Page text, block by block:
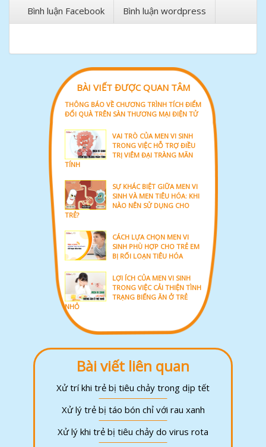
Bình luận Facebook Bình luận wordpress
BÀI VIẾT ĐƯỢC QUAN TÂM
THÔNG BÁO VỀ CHƯƠNG TRÌNH TÍCH ĐIỂM
ĐỔI QUÀ TRÊN SÀN THƯƠNG MẠI ĐIỆN TỬ
VAI TRÒ CỦA MEN VI SINH
TRONG VIỆC HỖ TRỢ ĐIỀU
TRỊ VIÊM ĐẠI TRÀNG MÃN
TÍNH
SỰ KHÁC BIỆT GIỮA MEN VI
SINH VÀ MEN TIÊU HÓA: KHI
NÀO NÊN SỬ DỤNG CHO
TRẺ?
CÁCH LỰA CHỌN MEN VI
SINH PHÙ HỢP CHO TRẺ EM
BỊ RỐI LOẠN TIÊU HÓA
LỢI ÍCH CỦA MEN VI SINH
TRONG VIỆC CẢI THIỆN TÌNH
TRẠNG BIẾNG ĂN Ở TRẺ
NHỎ
Bài viết liên quan
Xử trí khi trẻ bị tiêu chảy trong dịp tết
Xử lý trẻ bị táo bón chỉ với rau xanh
Xử lý khi trẻ bị tiêu chảy do virus rota